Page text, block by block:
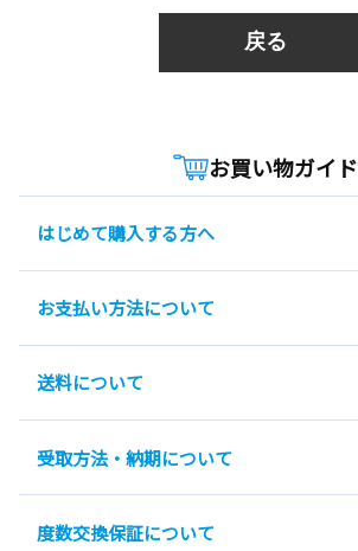
戻る
お買い物ガイド
はじめて購入する方へ
お支払い方法について
送料について
受取方法・納期について
度数交換保証について